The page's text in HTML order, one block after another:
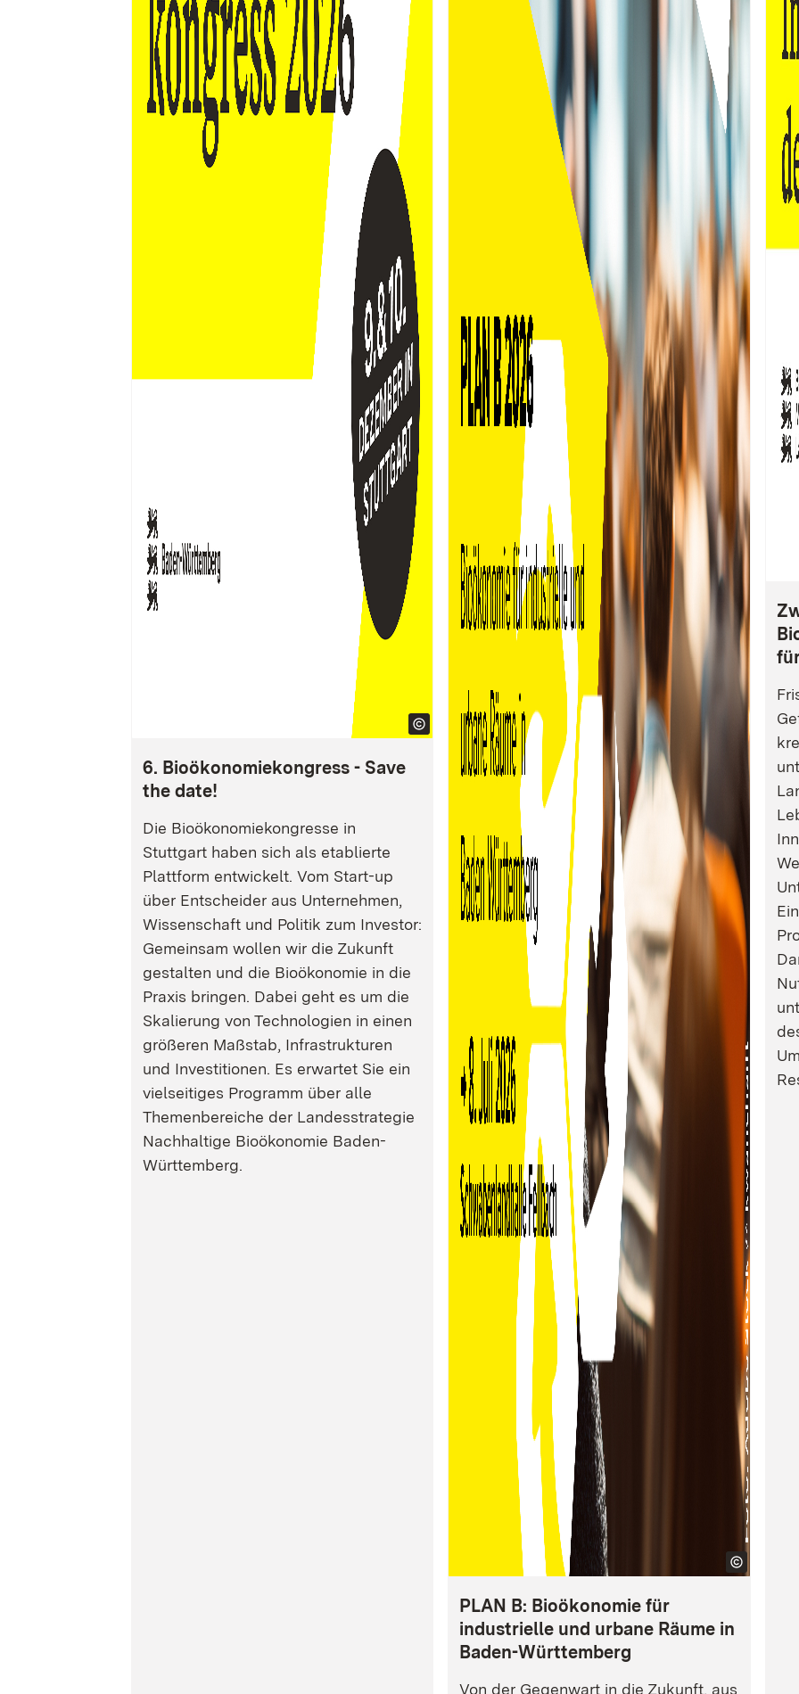
6. Bioökonomiekongress - Save
the date!
Die Bioökonomiekongresse in
Stuttgart haben sich als etablierte
Plattform entwickelt. Vom Start-up
über Entscheider aus Unternehmen,
Wissenschaft und Politik zum Investor:
Gemeinsam wollen wir die Zukunft
gestalten und die Bioökonomie in die
Praxis bringen. Dabei geht es um die
Skalierung von Technologien in einen
größeren Maßstab, Infrastrukturen
und Investitionen. Es erwartet Sie ein
vielseitiges Programm über alle
Themenbereiche der Landesstrategie
Nachhaltige Bioökonomie Baden-
Württemberg.
PLAN B: Bioökonomie für
industrielle und urbane Räume in
Baden-Württemberg
Von der Gegenwart in die Zukunft, aus